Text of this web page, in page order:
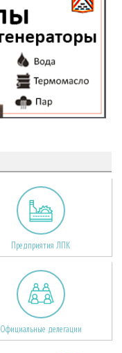
Предприятия ЛПК
Официальные делегации